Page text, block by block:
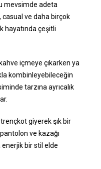
mevsimde adeta
casual ve daha birçok
hayatında çeşitli
içmeye çıkarken ya
kombinleyebileceğin
tarzına ayrıcalık
giyerek şık bir
ve kazağı
bir stil elde